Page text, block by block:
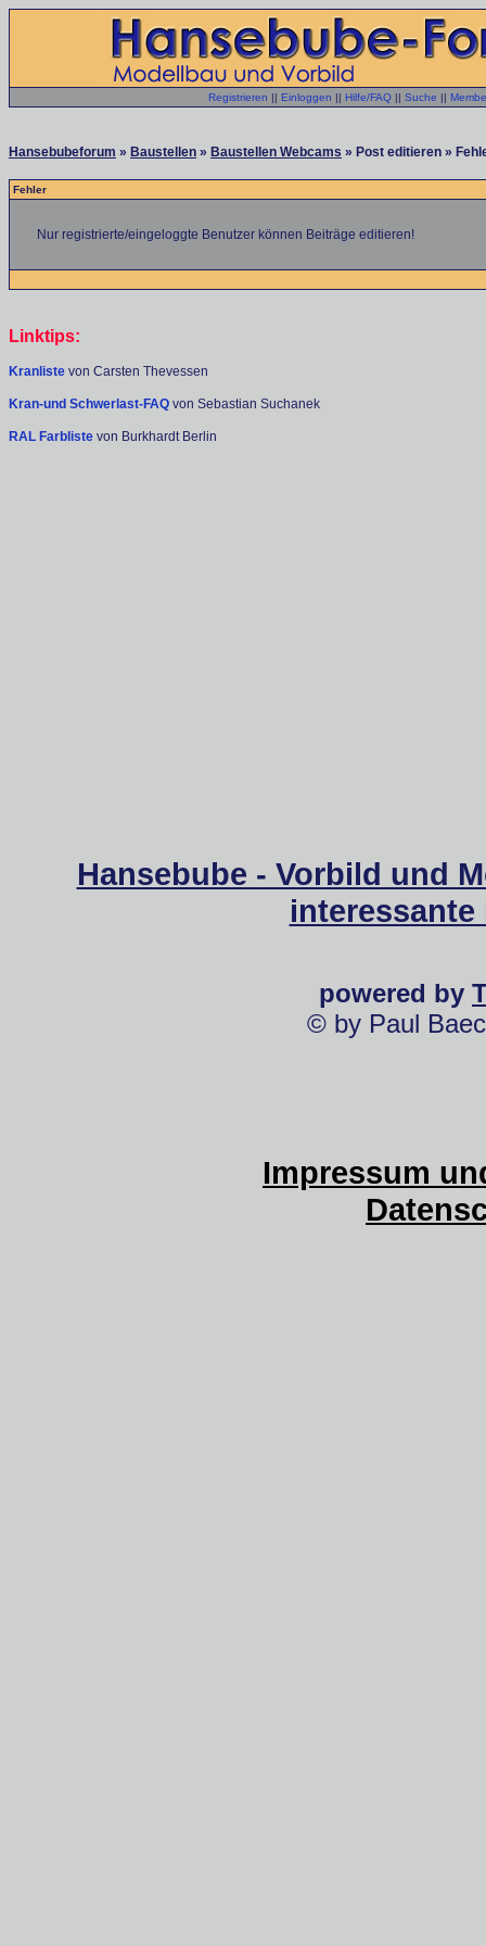
Registrieren || Einloggen || Hilfe/FAQ || Suche ||
Hansebubeforum » Baustellen » Baustellen Webcams » Post editieren »
Fehler
Nur registrierte/eingeloggte Benutzer können Beiträge editieren!
Linktips:
Kranliste von Carsten Thevessen
Kran-und Schwerlast-FAQ von Sebastian Suchanek
RAL Farbliste von Burkhardt Berlin
Hansebube - Vorbild und
powered by
© by Paul
Impressum